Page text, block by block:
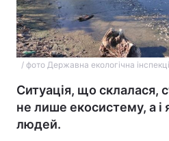
/ фото Державна екологічна
Ситуація, що склалася,
не лише екосистему, а і
людей.